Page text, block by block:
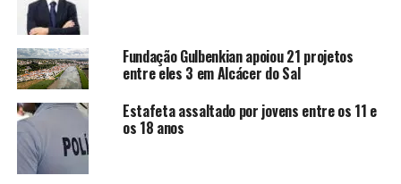
Fundação Gulbenkian apoiou 21 projetos
entre eles 3 em Alcácer do Sal
Estafeta assaltado por jovens entre os 11 e
os 18 anos